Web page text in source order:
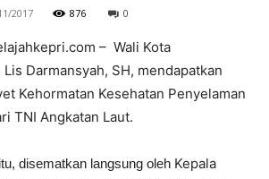
2017 876 0
– Wali Kota
Darmansyah, SH, mendapatkan
Kehormatan Kesehatan Penyelaman
TNI Angkatan Laut.
disematkan langsung oleh Kepala